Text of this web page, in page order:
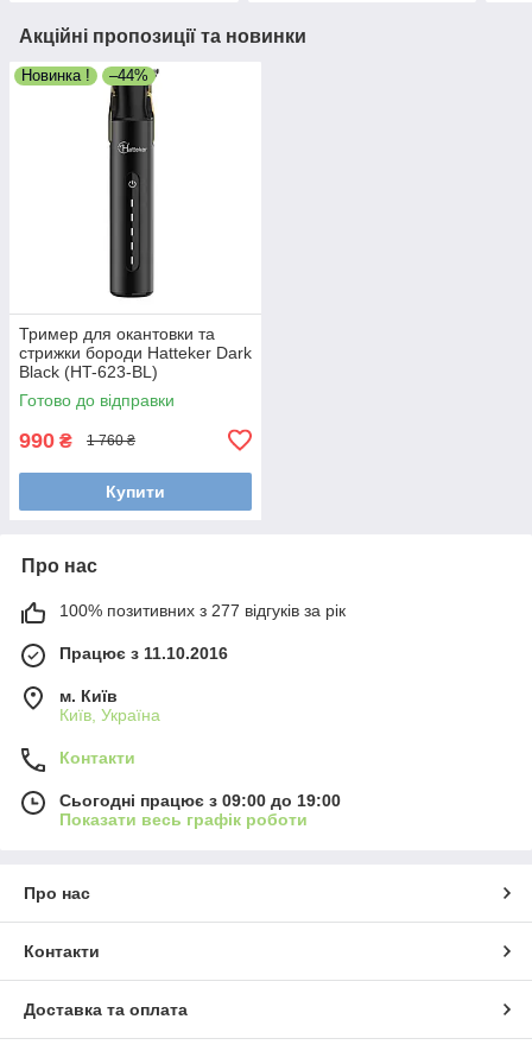
Акційні пропозиції та новинки
Новинка ! –44%
Тример для окантовки та
стрижки бороди Hatteker Dark
Black (HT-623-BL)
Готово до відправки
990 ₴ 1 760 ₴
Купити
Про нас
100% позитивних з 277 відгуків за рік
Працює з 11.10.2016
м. Київ
Київ, Україна
Контакти
Сьогодні працює з 09:00 до 19:00
Показати весь графік роботи
Про нас
Контакти
Доставка та оплата